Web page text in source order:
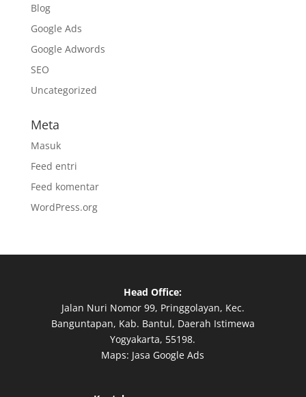
Blog
Google Ads
Google Adwords
SEO
Uncategorized
Meta
Masuk
Feed entri
Feed komentar
WordPress.org
Head Office:
Jalan Nuri Nomor 99, Pringgolayan, Kec.
Banguntapan, Kab. Bantul, Daerah Istimewa
Yogyakarta, 55198.
Maps: Jasa Google Ads